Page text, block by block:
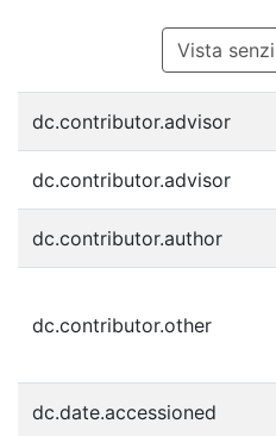
Vista
dc.contributor.advisor
dc.contributor.advisor
dc.contributor.author
dc.contributor.other
dc.date.accessioned